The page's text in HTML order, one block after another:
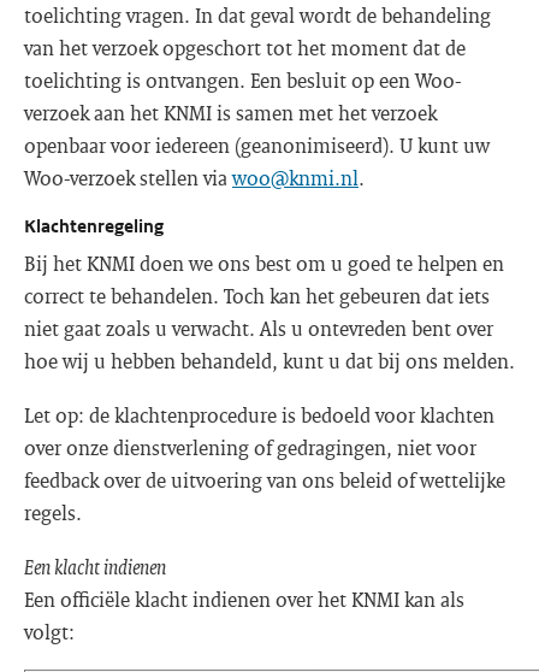
toelichting vragen. In dat geval wordt de behandeling
van het verzoek opgeschort tot het moment dat de
toelichting is ontvangen. Een besluit op een Woo-
verzoek aan het KNMI is samen met het verzoek
openbaar voor iedereen (geanonimiseerd). U kunt uw
Woo-verzoek stellen viawoo@knmi.nl.
Klachtenregeling
Bij het KNMI doen we ons best om u goed te helpen en
correct te behandelen. Toch kan het gebeuren dat iets
niet gaat zoals u verwacht. Als u ontevreden bent over
hoe wij u hebben behandeld, kunt u dat bij ons melden.
Let op: de klachtenprocedure is bedoeld voor klachten
over onze dienstverlening of gedragingen, niet voor
feedback over de uitvoering van ons beleid of wettelijke
regels.
Een klacht indienen
Een officiële klacht indienen over het KNMI kan als
volgt: